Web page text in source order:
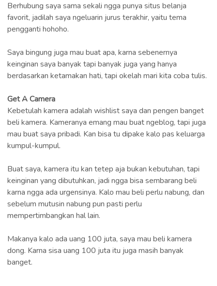
Berhubung saya sama sekali ngga punya situs belanja
favorit, jadilah saya ngeluarin jurus terakhir, yaitu tema
pengganti hohoho.
Saya bingung juga mau buat apa, karna sebenernya
keinginan saya banyak tapi banyak juga yang hanya
berdasarkan ketamakan hati, tapi okelah mari kita coba tulis.
Get A Camera
Kebetulah kamera adalah wishlist saya dan pengen banget
beli kamera. Kameranya emang mau buat ngeblog, tapi juga
mau buat saya pribadi. Kan bisa tu dipake kalo pas keluarga
kumpul-kumpul.
Buat saya, kamera itu kan tetep aja bukan kebutuhan, tapi
keinginan yang dibutuhkan, jadi ngga bisa sembarang beli
karna ngga ada urgensinya. Kalo mau beli perlu nabung, dan
sebelum mutusin nabung pun pasti perlu
mempertimbangkan hal lain.
Makanya kalo ada uang 100 juta, saya mau beli kamera
dong. Karna sisa uang 100 juta itu juga masih banyak
banget.